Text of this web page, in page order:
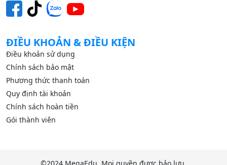
ĐIỀU KHOẢN & ĐIỀU KIỆN
Điều khoản sử dụng
Chính sách bảo mật
Phương thức thanh toán
Quy định tài khoản
Chính sách hoàn tiền
Gói thành viên